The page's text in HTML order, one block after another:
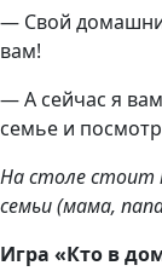
— Свой
вам!
— А сейчас я
семье и
На столе стоит
семьи (мама,
Игра «Кто в